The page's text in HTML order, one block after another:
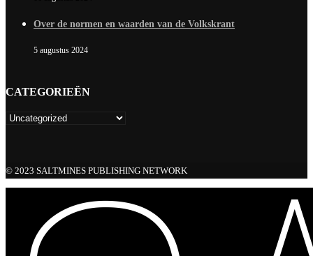
Over de normen en waarden van de Volkskrant
5 augustus 2024
CATEGORIEËN
© 2023 SALTMINES PUBLISHING NETWORK